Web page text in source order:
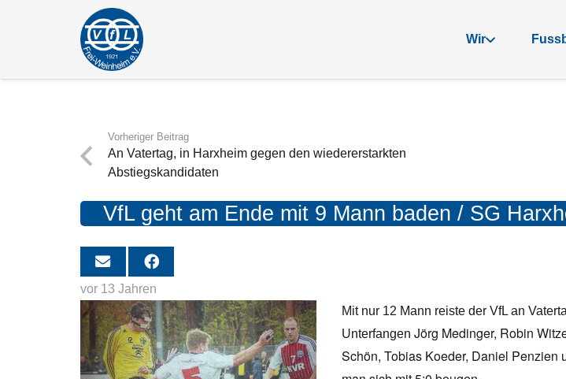
Wir
Vorheriger Beitrag
An Vatertag, in Harxheim gegen den wiedererstarkten
Abstiegskandidaten
VfL geht am Ende mit 9 Mann baden / SG
vor 13 Jahren
Mit nur 12 Mann reiste der VfL an
Unterfangen Jörg Medinger, Robin
Schön, Tobias Koeder, Daniel Penzien